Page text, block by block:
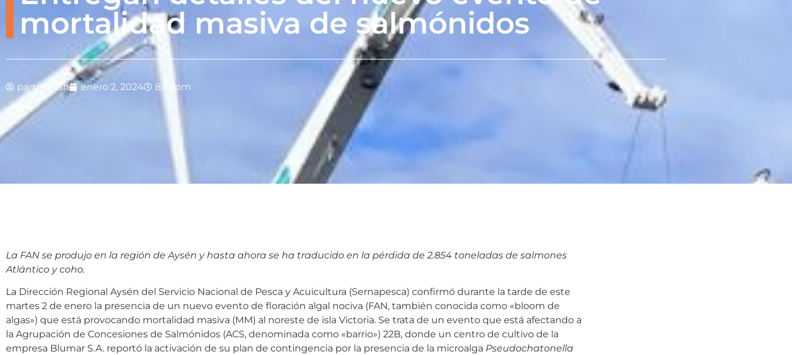
mortalidad masiva de salmónidos
partnerfish enero 2, 2024 8:18 pm
La FAN se produjo en la región de Aysén y hasta ahora se ha traducido en la pérdida de 2.854 toneladas de salmones
Atlántico y coho.
La Dirección Regional Aysén del Servicio Nacional de Pesca y Acuicultura (Sernapesca) confirmó durante la tarde de este
martes 2 de enero la presencia de un nuevo evento de floración algal nociva (FAN, también conocida como «bloom de
algas») que está provocando mortalidad masiva (MM) al noreste de isla Victoria. Se trata de un evento que está afectando a
la Agrupación de Concesiones de Salmónidos (ACS, denominada como «barrio») 22B, donde un centro de cultivo de la
empresa Blumar S.A. reportó la activación de su plan de contingencia por la presencia de la microalga Pseudochatonella